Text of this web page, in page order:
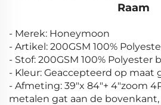
Raam
- Merek: Honeymoon
- Artikel: 200GSM 100%
- Stof: 200GSM 100% Polyester
- Kleur: Geaccepteerd op maat
- Afmeting: 39"x 84"+ 4"zoom
metalen gat aan de bovenkant,